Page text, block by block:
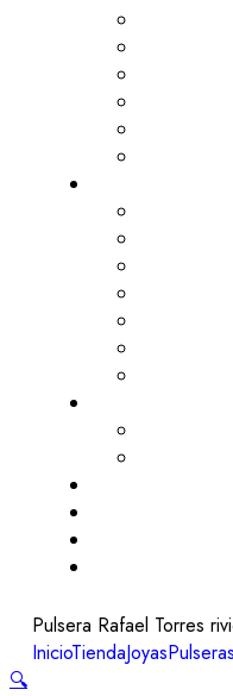
Pulsera Rafael Torres
InicioTiendaJoyasPulseras
🔍